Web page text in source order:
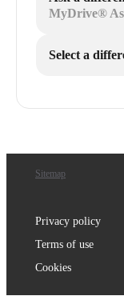
MyDrive®
Select a
Sitemap
Privacy policy
Terms of use
Cookies